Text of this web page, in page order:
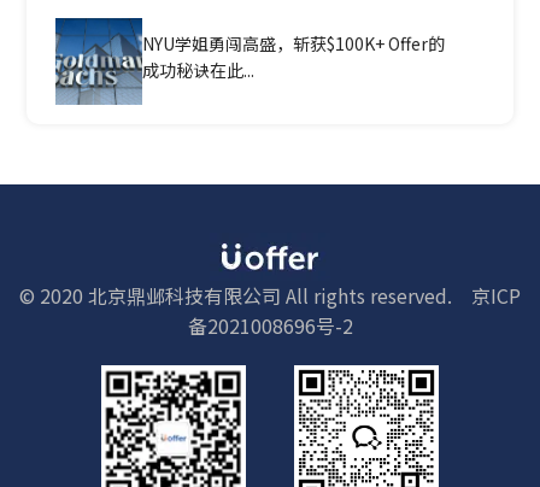
NYU学姐勇闯高盛，斩获$100K+ Offer的
成功秘诀在此...
© 2020 北京鼎邺科技有限公司 All rights reserved.
京ICP
备2021008696号-2